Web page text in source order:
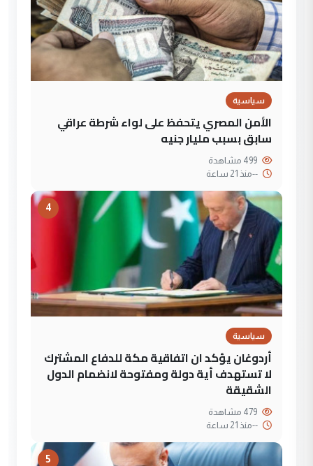
سياسية
الأمن المصري يتحفظ على لواء شرطة عراقي
سابق بسبب مليار جنيه
--منذ 21 ساعة
4
سياسية
أردوغان يؤكد ان اتفاقية مكة للدفاع المشترك
لا تستهدف أية دولة ومفتوحة لانضمام الدول
الشقيقة
--منذ 21 ساعة
5